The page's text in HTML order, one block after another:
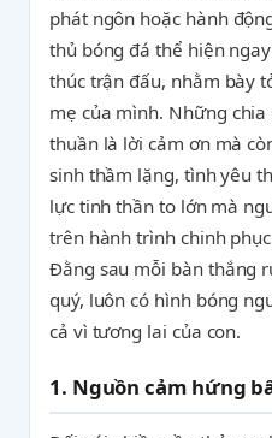
phát ngôn hoặc hành
thủ bóng đá thể hiện
thúc trận đấu, nhằm bày
mẹ của mình. Những
thuần là lời cảm ơn mà
sinh thầm lặng, tình yêu
lực tinh thần to lớn mà
trên hành trình chinh
Đằng sau mỗi bàn thắng
quý, luôn có hình bóng
cả vì tương lai của con.
1. Nguồn cảm hứng